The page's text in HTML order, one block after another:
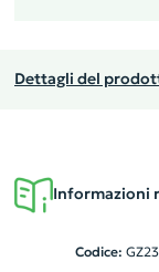
Dettagli del
Informazioni
Codice: